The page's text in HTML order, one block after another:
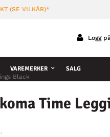
(SE VILKÅR)*
Logg
VAREMERKER SALG
Black
Time